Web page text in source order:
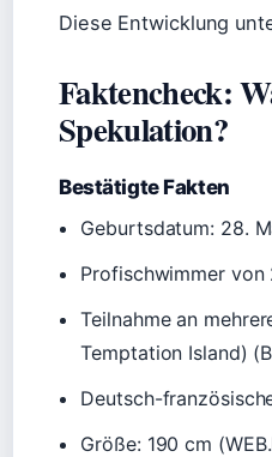
Diese Entwicklung
Faktencheck:
Spekulation?
Bestätigte Fakten
Geburtsdatum: 28.
Profischwimmer von
Teilnahme an
Temptation Island)
Deutsch-
Größe: 190 cm